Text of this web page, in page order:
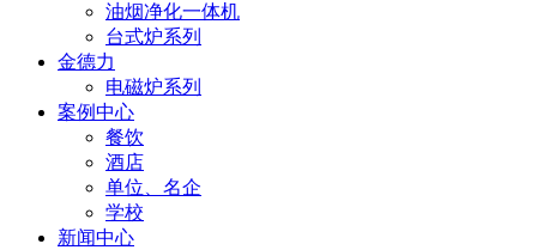
油烟净化一体机
台式炉系列
金德力
电磁炉系列
案例中心
餐饮
酒店
单位、名企
学校
新闻中心